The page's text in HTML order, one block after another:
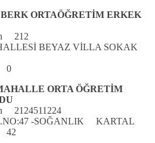
ORTAÖĞRETİM ERKEK
212
BEYAZ VİLLA SOKAK
0
ORTA ÖĞRETİM
2124511224
-SOĞANLIK KARTAL
42